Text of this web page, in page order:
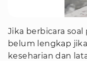
Jika berbicara
belum lengkap
keseharian dan